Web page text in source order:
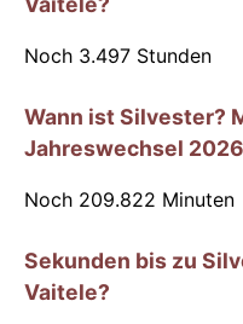
Noch 3.497 Stunden
Wann ist Silvester?
Jahreswechsel
Noch 209.822 Minuten
Sekunden bis zu
Vaitele?